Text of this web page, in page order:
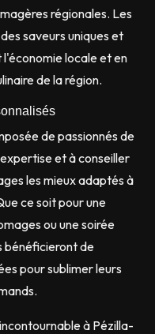
régionales. Les
saveurs uniques et
locale et en
de la région.
de passionnés de
et à conseiller
les mieux adaptés à
ce soit pour une
ou une soirée
bénéficieront de
pour sublimer leurs
à Pézilla-